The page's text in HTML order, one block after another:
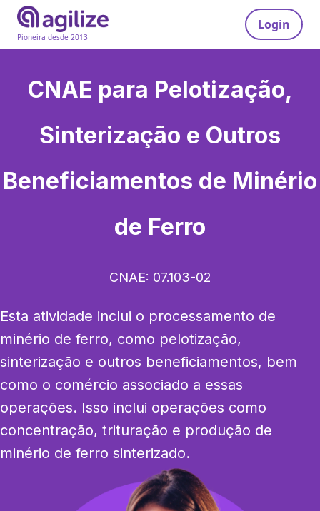
Pioneira desde 2013
Login
CNAE para Pelotização,
Sinterização e Outros
Beneficiamentos de Minério
de Ferro
CNAE: 07.103-02
Esta atividade inclui o processamento de
minério de ferro, como pelotização,
sinterização e outros beneficiamentos, bem
como o comércio associado a essas
operações. Isso inclui operações como
concentração, trituração e produção de
minério de ferro sinterizado.